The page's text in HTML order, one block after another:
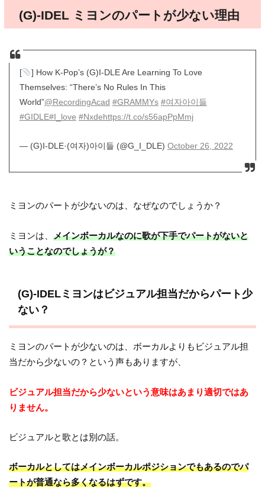
(G)-IDEL ミヨンのパートが少ない理由
[
] How K-Pop’s (G)I-DLE Are Learning To Love
Themselves: “There’s No Rules In This
World”@RecordingAcad #GRAMMYs #여자아이들
#GIDLE#I_love #Nxdehttps://t.co/s56apPpMmj
— (G)I-DLE·(여자)아이들 (@G_I_DLE) October 26, 2022
ミヨンのパートが少ないのは、なぜなのでしょうか？
ミヨンは、メインボーカルなのに歌が下手でパートがないと
いうことなのでしょうが？
(G)-IDELミヨンはビジュアル担当だからパート少
ない？
ミヨンのパートが少ないのは、ボーカルよりもビジュアル担
当だから少ないの？という声もありますが、
ビジュアル担当だから少ないという意味はあまり適切ではあ
りません。
ビジュアルと歌とは別の話。
ボーカルとしてはメインボーカルポジションでもあるのでパ
ートが普通なら多くなるはずです。